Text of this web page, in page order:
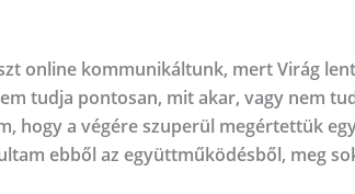
online kommunikáltunk, mert Virág
tudja pontosan, mit akar, vagy nem
hogy a végére szuperül megértettük
ebből az együttműködésből, meg